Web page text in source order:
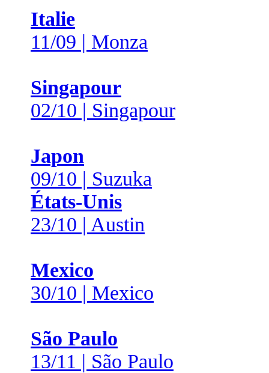
Italie
11/09 | Monza
Singapour
02/10 | Singapour
Japon
09/10 | Suzuka
États-Unis
23/10 | Austin
Mexico
30/10 | Mexico
São Paulo
13/11 | São Paulo